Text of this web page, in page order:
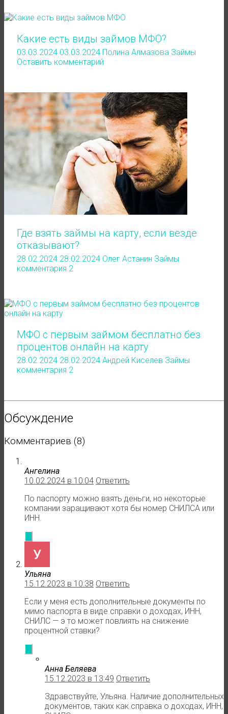
Какие есть виды займов МФО?
03.03.2024 03.03.2024 Полина Алмазова Займы
Оставить комментарий
Где взять займы на карту, если везде
отказывают?
28.02.2024 28.02.2024 Олег Астанин Займы
комментария 2
МФО с первым займом бесплатно без
процентов онлайн на карту
28.02.2024 28.02.2024 Андрей Киселев Займы
комментария 2
Обсуждение
Комментариев (8)
Ангелина
10.02.2024 в 10:04 Ответить
По паспорту можно взять деньги, но некоторые
компании заращивают хотя бы номер СНИЛСА или
ИНН.
Ульяна
15.12.2023 в 10:38 Ответить
Если у меня есть дополнительные документы по
мимо паспорта в виде справки о доходах, ИНН,
СНИЛС — э то может повлиять на снижение
процентной ставки?
Анна Беляева
15.12.2023 в 13:49 Ответить
Здравствуйте, Ульяна. Наличие дополнительных
документов, таких как справка о доходах, ИНН,